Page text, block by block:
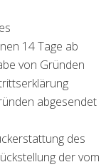
14 Tage ab
von Gründen
abgesendet
des
der vom